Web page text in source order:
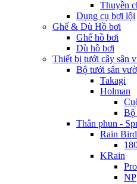
Thuyền
Dụng cụ bơi lội
Ghế & Dù Hồ bơi
Ghế hồ bơi
Dù hồ bơi
Thiết bị tưới cây sân
Bộ tưới sân
Takagi
Holman
Bộ
Thân phun -
Rain Bird
KRain
NP